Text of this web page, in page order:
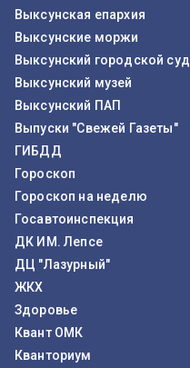
Выксунская епархия
Выксунские моржи
Выксунский городской суд
Выксунский музей
Выксунский ПАП
Выпуски "Свежей Газеты"
ГИБДД
Гороскоп
Гороскоп на неделю
Госавтоинспекция
ДК ИМ. Лепсе
ДЦ "Лазурный"
ЖКХ
Здоровье
Квант ОМК
Кванториум